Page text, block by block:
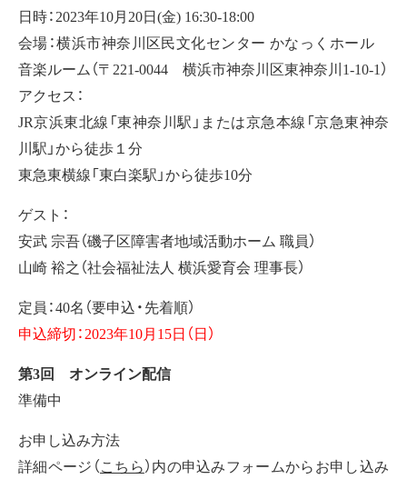
日時：2023年10月20日(金) 16:30-18:00
会場：横浜市神奈川区民文化センター かなっくホール
音楽ルーム（〒221-0044 横浜市神奈川区東神奈川1-10-1）
アクセス：
JR京浜東北線「東神奈川駅」または京急本線「京急東神奈
川駅」から徒歩１分
東急東横線「東白楽駅」から徒歩10分
ゲスト：
安武 宗吾（磯子区障害者地域活動ホーム 職員）
山崎 裕之（社会福祉法人 横浜愛育会 理事長）
定員：40名（要申込・先着順）
申込締切：2023年10月15日（日）
第3回 オンライン配信
準備中
お申し込み方法
詳細ページ（こちら）内の申込みフォームからお申し込み